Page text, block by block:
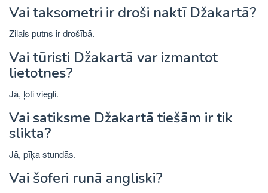
Vai taksometri ir droši naktī Džakartā?
Zilais putns ir drošībā.
Vai tūristi Džakartā var izmantot
lietotnes?
Jā, ļoti viegli.
Vai satiksme Džakartā tiešām ir tik
slikta?
Jā, pīķa stundās.
Vai šoferi runā angliski?